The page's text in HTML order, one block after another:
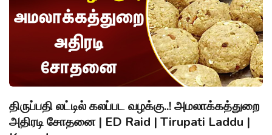
திருப்பதி லட்டில் கலப்பட வழக்கு..! அமலாக்கத்துறை
அதிரடி சோதனை | ED Raid | Tirupati Laddu |